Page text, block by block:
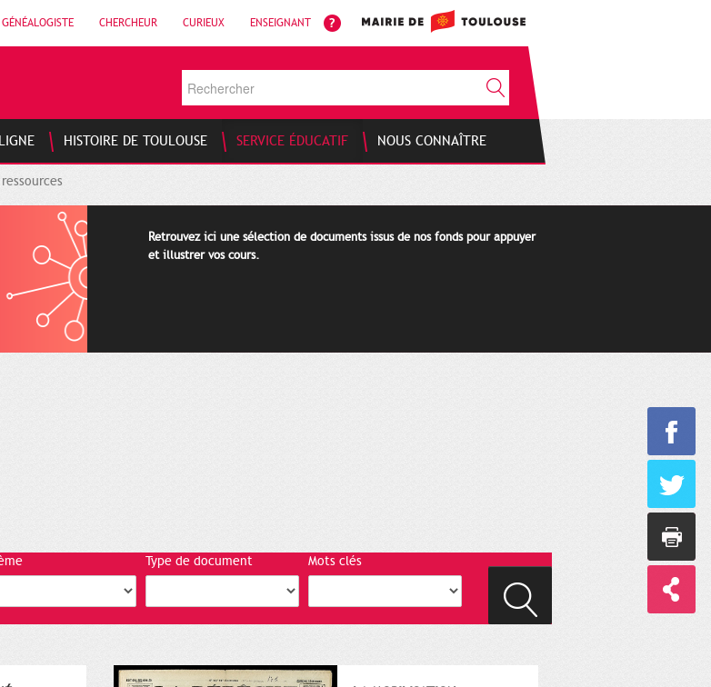
GÉNÉALOGISTE CHERCHEUR CURIEUX ENSEIGNANT
HISTOIRE DE TOULOUSE SERVICE ÉDUCATIF NOUS CONNAÎTRE
Retrouvez ici une sélection de documents issus de nos fonds pour appuyer
et illustrer vos cours.
Type de document Mots clés